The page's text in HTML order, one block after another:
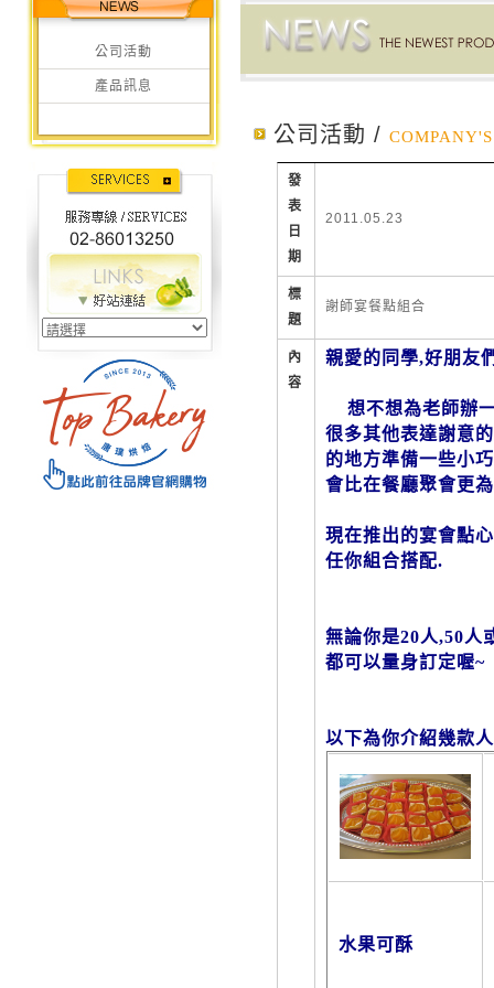
公司活動
產品訊息
公司活動 /
發
表
日
期
2011.05.23
標
題
謝師宴餐點組合
內
容
親愛的同學,好朋友
想不想為老師辦
很多其他表達謝意
的地方準備一些小
會比在餐廳聚會更
現在推出的宴會點
任你組合搭配.
無論你是20人,50人
都可以量身訂定喔~
以下為你介紹幾款
水果可酥